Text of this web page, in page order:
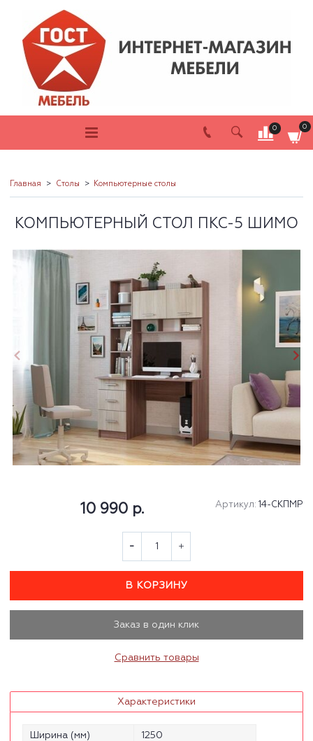
0 0
Главная Столы Компьютерные столы
КОМПЬЮТЕРНЫЙ СТОЛ ПКС-5 ШИМО
Артикул: 14-СКПМР
10 990 р.
В КОРЗИНУ
Заказ в один клик
Сравнить товары
Характеристики
Ширина (мм) 1250